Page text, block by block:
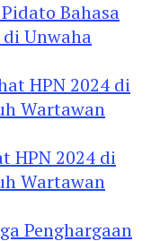
Bahasa
Unwaha
HPN 2024 di
Wartawan